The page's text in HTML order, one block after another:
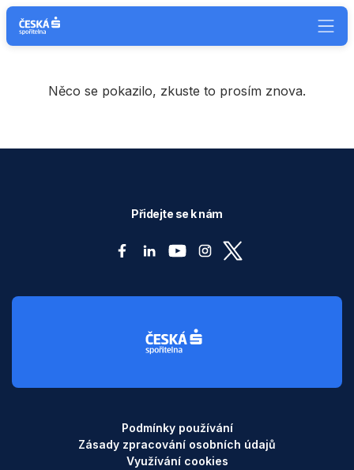
Něco se pokazilo, zkuste to prosím znova.
Přidejte se k nám
Podmínky používání
Zásady zpracování osobních údajů
Využívání cookies